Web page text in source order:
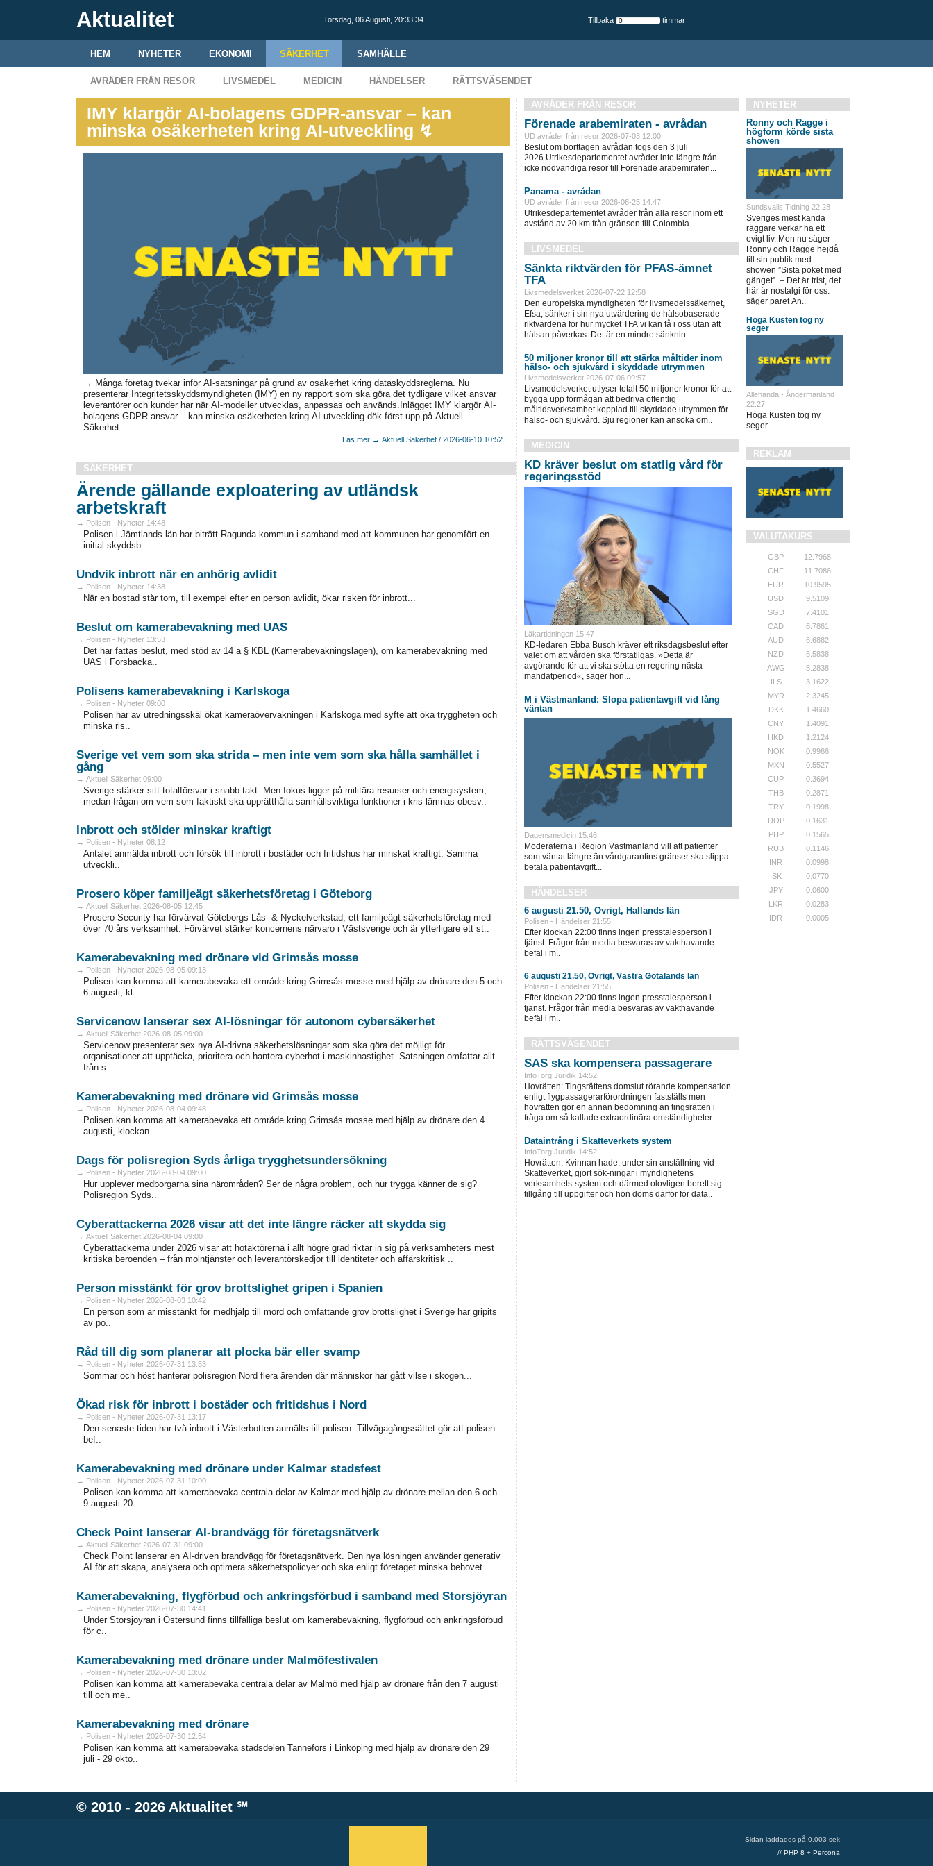
Aktualitet Torsdag, 06 Augusti, 20:33:35 Tillbaka timmar
HEM NYHETER EKONOMI SÄKERHET SAMHÄLLE
AVRÅDER FRÅN RESOR LIVSMEDEL MEDICIN HÄNDELSER RÄTTSVÄSENDET
IMY klargör AI-bolagens GDPR-ansvar – kan
minska osäkerheten kring AI-utveckling ↯
→ Många företag tvekar inför AI-satsningar på grund av osäkerhet kring dataskyddsreglerna. Nu
presenterar Integritetsskyddsmyndigheten (IMY) en ny rapport som ska göra det tydligare vilket ansvar
leverantörer och kunder har när AI-modeller utvecklas, anpassas och används.Inlägget IMY klargör AI-
bolagens GDPR-ansvar – kan minska osäkerheten kring AI-utveckling dök först upp på Aktuell
Säkerhet...
Läs mer → Aktuell Säkerhet / 2026-06-10 10:52
SÄKERHET
Ärende gällande exploatering av utländsk
arbetskraft
→ Polisen - Nyheter 14:48
Polisen i Jämtlands län har biträtt Ragunda kommun i samband med att kommunen har genomfört en
initial skyddsb..
Undvik inbrott när en anhörig avlidit
→ Polisen - Nyheter 14:38
När en bostad står tom, till exempel efter en person avlidit, ökar risken för inbrott...
Beslut om kamerabevakning med UAS
→ Polisen - Nyheter 13:53
Det har fattas beslut, med stöd av 14 a § KBL (Kamerabevakningslagen), om kamerabevakning med
UAS i Forsbacka..
Polisens kamerabevakning i Karlskoga
→ Polisen - Nyheter 09:00
Polisen har av utredningsskäl ökat kameraövervakningen i Karlskoga med syfte att öka tryggheten och
minska ris..
Sverige vet vem som ska strida – men inte vem som ska hålla samhället i
gång
→ Aktuell Säkerhet 09:00
Sverige stärker sitt totalförsvar i snabb takt. Men fokus ligger på militära resurser och energisystem,
medan frågan om vem som faktiskt ska upprätthålla samhällsviktiga funktioner i kris lämnas obesv..
Inbrott och stölder minskar kraftigt
→ Polisen - Nyheter 08:12
Antalet anmälda inbrott och försök till inbrott i bostäder och fritidshus har minskat kraftigt. Samma
utveckli..
Prosero köper familjeägt säkerhetsföretag i Göteborg
→ Aktuell Säkerhet 2026-08-05 12:45
Prosero Security har förvärvat Göteborgs Lås- & Nyckelverkstad, ett familjeägt säkerhetsföretag med
över 70 års verksamhet. Förvärvet stärker koncernens närvaro i Västsverige och är ytterligare ett st..
Kamerabevakning med drönare vid Grimsås mosse
→ Polisen - Nyheter 2026-08-05 09:13
Polisen kan komma att kamerabevaka ett område kring Grimsås mosse med hjälp av drönare den 5 och
6 augusti, kl..
Servicenow lanserar sex AI-lösningar för autonom cybersäkerhet
→ Aktuell Säkerhet 2026-08-05 09:00
Servicenow presenterar sex nya AI-drivna säkerhetslösningar som ska göra det möjligt för
organisationer att upptäcka, prioritera och hantera cyberhot i maskinhastighet. Satsningen omfattar allt
från s..
Kamerabevakning med drönare vid Grimsås mosse
→ Polisen - Nyheter 2026-08-04 09:48
Polisen kan komma att kamerabevaka ett område kring Grimsås mosse med hjälp av drönare den 4
augusti, klockan..
Dags för polisregion Syds årliga trygghetsundersökning
→ Polisen - Nyheter 2026-08-04 09:00
Hur upplever medborgarna sina närområden? Ser de några problem, och hur trygga känner de sig?
Polisregion Syds..
Cyberattackerna 2026 visar att det inte längre räcker att skydda sig
→ Aktuell Säkerhet 2026-08-04 09:00
Cyberattackerna under 2026 visar att hotaktörerna i allt högre grad riktar in sig på verksamheters mest
kritiska beroenden – från molntjänster och leverantörskedjor till identiteter och affärskritisk ..
Person misstänkt för grov brottslighet gripen i Spanien
→ Polisen - Nyheter 2026-08-03 10:42
En person som är misstänkt för medhjälp till mord och omfattande grov brottslighet i Sverige har gripits
av po..
Råd till dig som planerar att plocka bär eller svamp
→ Polisen - Nyheter 2026-07-31 13:53
Sommar och höst hanterar polisregion Nord flera ärenden där människor har gått vilse i skogen...
Ökad risk för inbrott i bostäder och fritidshus i Nord
→ Polisen - Nyheter 2026-07-31 13:17
Den senaste tiden har två inbrott i Västerbotten anmälts till polisen. Tillvägagångssättet gör att polisen
bef..
Kamerabevakning med drönare under Kalmar stadsfest
→ Polisen - Nyheter 2026-07-31 10:00
Polisen kan komma att kamerabevaka centrala delar av Kalmar med hjälp av drönare mellan den 6 och
9 augusti 20..
Check Point lanserar AI-brandvägg för företagsnätverk
→ Aktuell Säkerhet 2026-07-31 09:00
Check Point lanserar en AI-driven brandvägg för företagsnätverk. Den nya lösningen använder generativ
AI för att skapa, analysera och optimera säkerhetspolicyer och ska enligt företaget minska behovet..
Kamerabevakning, flygförbud och ankringsförbud i samband med Storsjöyran
→ Polisen - Nyheter 2026-07-30 14:41
Under Storsjöyran i Östersund finns tillfälliga beslut om kamerabevakning, flygförbud och ankringsförbud
för c..
Kamerabevakning med drönare under Malmöfestivalen
→ Polisen - Nyheter 2026-07-30 13:02
Polisen kan komma att kamerabevaka centrala delar av Malmö med hjälp av drönare från den 7 augusti
till och me..
Kamerabevakning med drönare
→ Polisen - Nyheter 2026-07-30 12:54
Polisen kan komma att kamerabevaka stadsdelen Tannefors i Linköping med hjälp av drönare den 29
juli - 29 okto..
AVRÅDER FRÅN RESOR
Förenade arabemiraten - avrådan
UD avråder från resor 2026-07-03 12:00
Beslut om borttagen avrådan togs den 3 juli
2026.Utrikesdepartementet avråder inte längre från
icke nödvändiga resor till Förenade arabemiraten...
Panama - avrådan
UD avråder från resor 2026-06-25 14:47
Utrikesdepartementet avråder från alla resor inom ett
avstånd av 20 km från gränsen till Colombia...
LIVSMEDEL
Sänkta riktvärden för PFAS-ämnet
TFA
Livsmedelsverket 2026-07-22 12:58
Den europeiska myndigheten för livsmedelssäkerhet,
Efsa, sänker i sin nya utvärdering de hälsobaserade
riktvärdena för hur mycket TFA vi kan få i oss utan att
hälsan påverkas. Det är en mindre sänknin..
50 miljoner kronor till att stärka måltider inom
hälso- och sjukvård i skyddade utrymmen
Livsmedelsverket 2026-07-06 09:57
Livsmedelsverket utlyser totalt 50 miljoner kronor för att
bygga upp förmågan att bedriva offentlig
måltidsverksamhet kopplad till skyddade utrymmen för
hälso- och sjukvård. Sju regioner kan ansöka om..
MEDICIN
KD kräver beslut om statlig vård för
regeringsstöd
Läkartidningen 15:47
KD-ledaren Ebba Busch kräver ett riksdagsbeslut efter
valet om att vården ska förstatligas. »Detta är
avgörande för att vi ska stötta en regering nästa
mandatperiod«, säger hon...
M i Västmanland: Slopa patientavgift vid lång
väntan
Dagensmedicin 15:46
Moderaterna i Region Västmanland vill att patienter
som väntat längre än vårdgarantins gränser ska slippa
betala patientavgift...
HÄNDELSER
6 augusti 21.50, Övrigt, Hallands län
Polisen - Händelser 21:55
Efter klockan 22:00 finns ingen presstalesperson i
tjänst. Frågor från media besvaras av vakthavande
befäl i m..
6 augusti 21.50, Övrigt, Västra Götalands län
Polisen - Händelser 21:55
Efter klockan 22:00 finns ingen presstalesperson i
tjänst. Frågor från media besvaras av vakthavande
befäl i m..
RÄTTSVÄSENDET
SAS ska kompensera passagerare
InfoTorg Juridik 14:52
Hovrätten: Tingsrättens domslut rörande kompensation
enligt flygpassagerarförordningen fastställs men
hovrätten gör en annan bedömning än tingsrätten i
fråga om så kallade extraordinära omständigheter..
Dataintrång i Skatteverkets system
InfoTorg Juridik 14:52
Hovrätten: Kvinnan hade, under sin anställning vid
Skatteverket, gjort sök-ningar i myndighetens
verksamhets-system och därmed olovligen berett sig
tillgång till uppgifter och hon döms därför för data..
NYHETER
Ronny och Ragge i
högform körde sista
showen
Sundsvalls Tidning 22:28
Sveriges mest kända
raggare verkar ha ett
evigt liv. Men nu säger
Ronny och Ragge hejdå
till sin publik med
showen ”Sista pöket med
gänget”. – Det är trist, det
här är nostalgi för oss.
säger paret An..
Höga Kusten tog ny
seger
Allehanda - Ångermanland
22:27
Höga Kusten tog ny
seger..
REKLAM
VALUTAKURS
GBP
12.7968
CHF
11.7086
EUR
10.9595
USD
9.5109
SGD
7.4101
CAD
6.7861
AUD
6.6882
NZD
5.5838
AWG
5.2838
ILS
3.1622
MYR
2.3245
DKK
1.4660
CNY
1.4091
HKD
1.2124
NOK
0.9966
MXN
0.5527
CUP
0.3694
THB
0.2871
TRY
0.1998
DOP
0.1631
PHP
0.1565
RUB
0.1146
INR
0.0998
ISK
0.0770
JPY
0.0600
LKR
0.0283
IDR
0.0005
© 2010 - 2026 Aktualitet℠
Sidan laddades på 0,003 sek
// PHP 8 + Percona